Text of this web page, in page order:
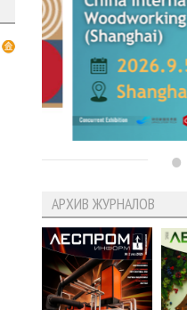
АРХИВ ЖУРНАЛОВ